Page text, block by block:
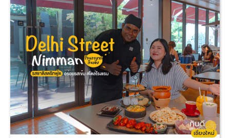
เชียงใหม่